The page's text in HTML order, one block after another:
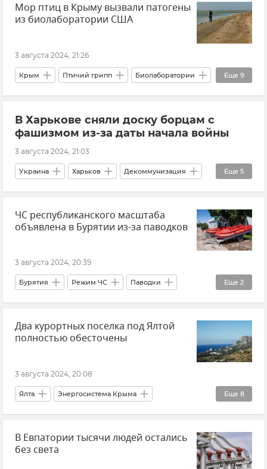
В мире Виноделие в Крыму
Новости Новости Крыма
Мор птиц в Крыму вызвали патогены
из биолаборатории США
3 августа 2024, 21:26
Еще 9
Крым Птичий грипп Биолаборатории
Ветеринария
Госкомитет ветеринарии Республики Крым
Безопасность Здоровье Птицы
В Харькове сняли доску борцам с
фашизмом из-за даты начала войны
3 августа 2024, 21:03
Еще 5
Украина Харьков Декоммунизация
Памятники История
Великая Отечественная война В мире
ЧС республиканского масштаба
объявлена в Бурятии из-за паводков
3 августа 2024, 20:39
Еще 2
Бурятия Режим ЧС Паводки
Новости Общество
Два курортных поселка под Ялтой
полностью обесточены
3 августа 2024, 20:08
Еще 8
Ялта Энергосистема Крыма
ГУП РК "Крымэнерго"
Отключение электроэнергии в Крыму
В Евпатории тысячи людей остались
без света